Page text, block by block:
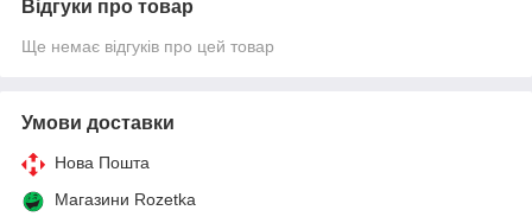
Відгуки про товар
Ще немає відгуків про цей товар
Умови доставки
Нова Пошта
Магазини Rozetka